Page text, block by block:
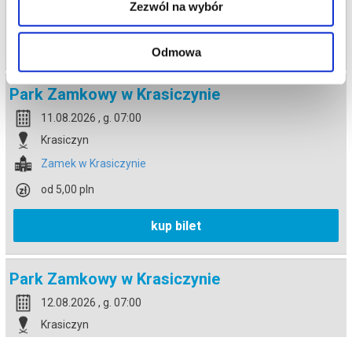
Zezwól na wybór
Odmowa
Park Zamkowy w Krasiczynie
11.08.2026 , g. 07:00
Krasiczyn
Zamek w Krasiczynie
od 5,00 pln
kup bilet
Park Zamkowy w Krasiczynie
12.08.2026 , g. 07:00
Krasiczyn